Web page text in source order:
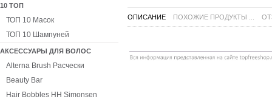
ОПИСАНИЕ ПОХОЖИЕ ПРОДУКТЫ ...
10 ТОП
ТОП 10 Масок
ТОП 10 Шампуней
АКСЕССУАРЫ ДЛЯ ВОЛОС
Alterna Brush Расчески
Beauty Bar
Hair Bobbles HH Simonsen